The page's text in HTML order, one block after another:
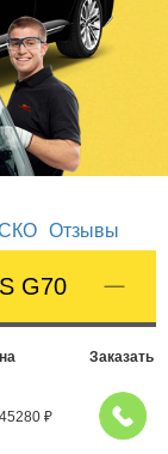
Отзывы
G70
Заказать
45280 ₽